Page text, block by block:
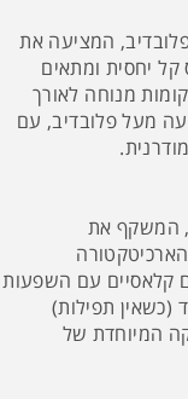
המציעה את
יחסית ומתאים
מנוחה לאורך
מעל פלובדיב, עם
מסגד עות'מאני מרשים מהמאה ה-15, המשקף את
קלאסיים עם השפעות
(כשאין תפילות)
המיוחדת של